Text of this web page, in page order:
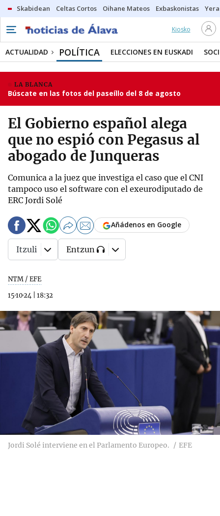
Skabidean Celtas Cortos Oihane Mateos Exbaskonistas
Kiosko
ACTUALIDAD POLÍTICA ELECCIONES EN EUSKADI
LA BLANCA
Búscate en las fotos del paseíllo del 8 de agosto
El Gobierno español alega
que no espió con Pegasus al
abogado de Junqueras
Comunica a la juez que investiga el caso que el CNI
tampoco uso el software con el exeurodiputado de
ERC Jordi Solé
NTM / EFE
15·10·24
18:32
Añádenos en Google
Itzuli Entzun
Jordi Solé interviene en el Parlamento Europeo. EFE